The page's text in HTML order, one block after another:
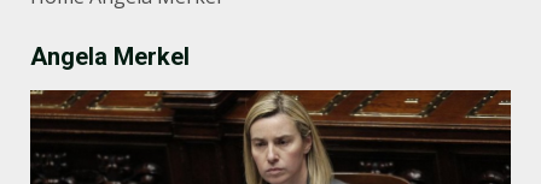
Angela Merkel